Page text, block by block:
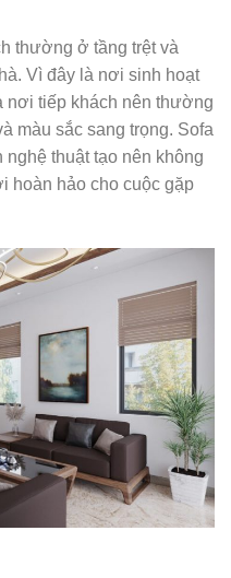
thường ở tầng trệt và
Vì đây là nơi sinh hoạt
nơi tiếp khách nên thường
màu sắc sang trọng. Sofa
thuật tạo nên không
hoàn hảo cho cuộc gặp